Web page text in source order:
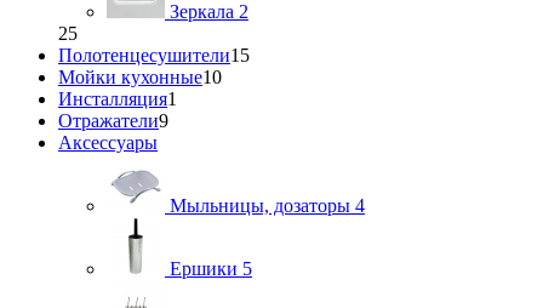
Зеркала 2
25
Полотенцесушители15
Мойки кухонные10
Инсталляция1
Отражатели9
Аксессуары
Мыльницы, дозаторы 4
Ершики 5